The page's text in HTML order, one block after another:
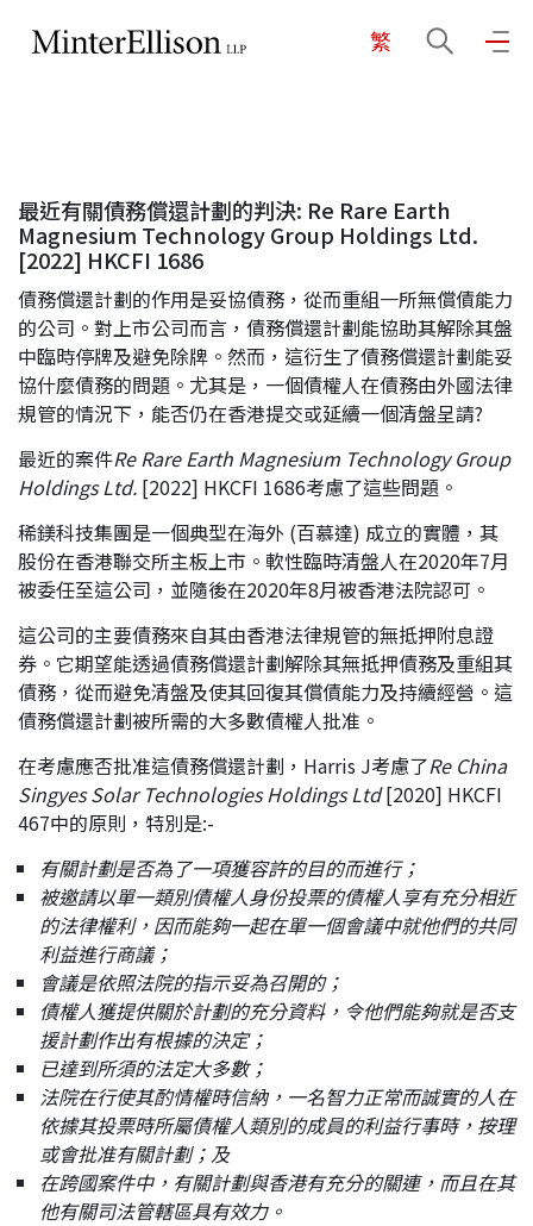
繁
關於我們
業務領域
我們的團隊
社區投入
應屆畢業生招聘
聯絡我們
最近有關債務償還計劃的判決: Re Rare Earth
Magnesium Technology Group Holdings Ltd.
[2022] HKCFI 1686
債務償還計劃的作用是妥協債務，從而重組一所無償債能力
的公司。對上市公司而言，債務償還計劃能協助其解除其盤
中臨時停牌及避免除牌。然而，這衍生了債務償還計劃能妥
協什麼債務的問題。尤其是，一個債權人在債務由外國法律
規管的情況下，能否仍在香港提交或延續一個清盤呈請?
最近的案件Re Rare Earth Magnesium Technology Group
Holdings Ltd. [2022] HKCFI 1686考慮了這些問題。
稀鎂科技集團是一個典型在海外 (百慕達) 成立的實體，其
股份在香港聯交所主板上市。軟性臨時清盤人在2020年7月
被委任至這公司，並隨後在2020年8月被香港法院認可。
這公司的主要債務來自其由香港法律規管的無抵押附息證
券。它期望能透過債務償還計劃解除其無抵押債務及重組其
債務，從而避免清盤及使其回復其償債能力及持續經營。這
債務償還計劃被所需的大多數債權人批准。
在考慮應否批准這債務償還計劃，Harris J考慮了Re China
Singyes Solar Technologies Holdings Ltd[2020] HKCFI
467中的原則，特別是:-
有關計劃是否為了一項獲容許的目的而進行；
被邀請以單一類別債權人身份投票的債權人享有充分相近
的法律權利，因而能夠一起在單一個會議中就他們的共同
利益進行商議；
會議是依照法院的指示妥為召開的；
債權人獲提供關於計劃的充分資料，令他們能夠就是否支
援計劃作出有根據的決定；
已達到所須的法定大多數；
法院在行使其酌情權時信納，一名智力正常而誠實的人在
依據其投票時所屬債權人類別的成員的利益行事時，按理
或會批准有關計劃；及
在跨國案件中，有關計劃與香港有充分的關連，而且在其
他有關司法管轄區具有效力。